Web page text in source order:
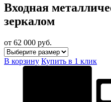
Входная
зеркалом
от 62 000 руб.
В корзину Купить в 1 клик